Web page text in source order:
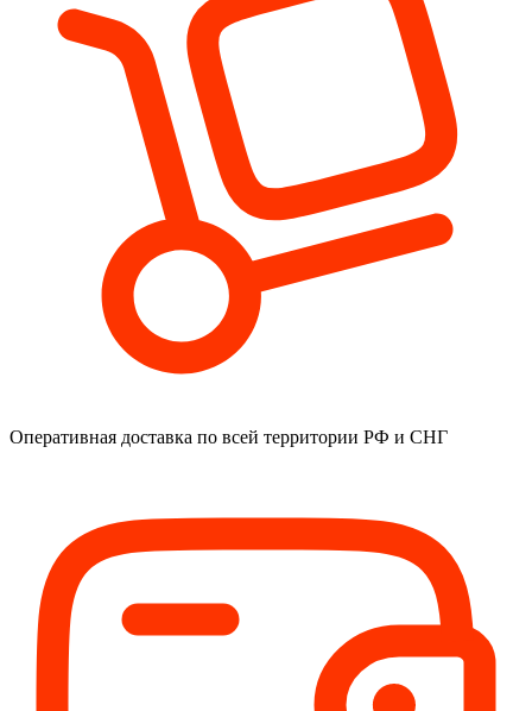
Оперативная доставка по всей территории РФ и СНГ